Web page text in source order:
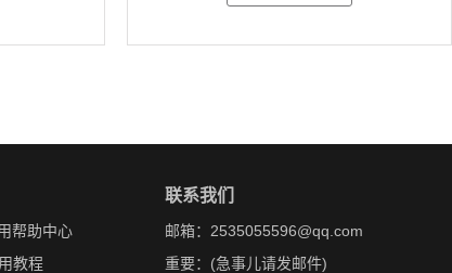
帮助中心
教程
联系我们
邮箱：2535055596@qq.com
重要：(急事儿请发邮件)